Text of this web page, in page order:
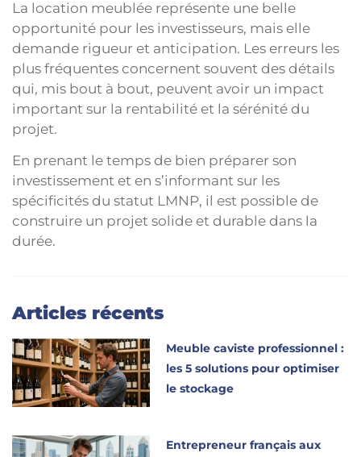
La location meublée représente une belle
opportunité pour les investisseurs, mais elle
demande rigueur et anticipation. Les erreurs les
plus fréquentes concernent souvent des détails
qui, mis bout à bout, peuvent avoir un impact
important sur la rentabilité et la sérénité du
projet.
En prenant le temps de bien préparer son
investissement et en s’informant sur les
spécificités du statut LMNP, il est possible de
construire un projet solide et durable dans la
durée.
Articles récents
Meuble caviste professionnel :
les 5 solutions pour optimiser
le stockage
Entrepreneur français aux